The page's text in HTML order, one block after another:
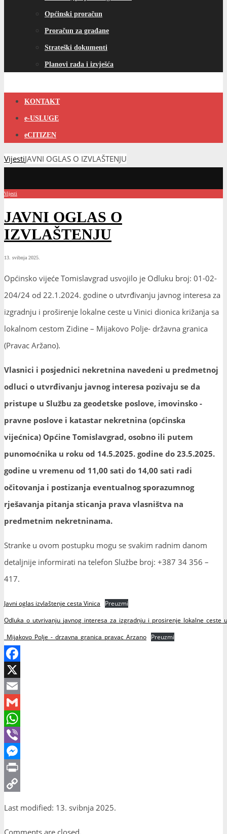
Općinski proračun
Proračun za građane
Strateški dokumenti
Planovi rada i izvješća
KONTAKT
e-USLUGE
eCITIZEN
VijestiJAVNI OGLAS O IZVLAŠTENJU
Vijesti
JAVNI OGLAS O
IZVLAŠTENJU
13. svibnja 2025.
Općinsko vijeće Tomislavgrad usvojilo je Odluku broj: 01-02-
204/24 od 22.1.2024. godine o utvrđivanju javnog interesa za
izgradnju i proširenje lokalne ceste u Vinici dionica križanja sa
lokalnom cestom Zidine – Mijakovo Polje- državna granica
(Pravac Aržano).
Vlasnici i posjednici nekretnina navedeni u predmetnoj
odluci o utvrđivanju javnog interesa pozivaju se da
pristupe u Službu za geodetske poslove, imovinsko -
pravne poslove i katastar nekretnina (općinska
vijećnica) Općine Tomislavgrad, osobno ili putem
punomoćnika u roku od 14.5.2025. godine do 23.5.2025.
godine u vremenu od 11,00 sati do 14,00 sati radi
očitovanja i postizanja eventualnog sporazumnog
rješavanja pitanja sticanja prava vlasništva na
predmetnim nekretninama.
Stranke u ovom postupku mogu se svakim radnim danom
detaljnije informirati na telefon Službe broj: +387 34 356 –
417.
Javni oglas izvlaštenje cesta Vinica
Preuzmi
_Mijakovo_Polje_-_drzavna_granica_pravac_Arzano Preuzmi
Facebook
X
Email
Gmail
WhatsApp
Viber
Messenger
Print
Last modified: 13. svibnja 2025.
Comments are closed.